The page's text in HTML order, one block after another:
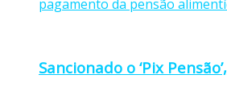
Sancionado o ‘Pix